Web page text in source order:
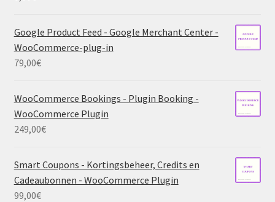
Google Product Feed - Google Merchant Center -
WooCommerce-plug-in
79,00€
WooCommerce Bookings - Plugin Booking -
WooCommerce Plugin
249,00€
Smart Coupons - Kortingsbeheer, Credits en
Cadeaubonnen - WooCommerce Plugin
99,00€